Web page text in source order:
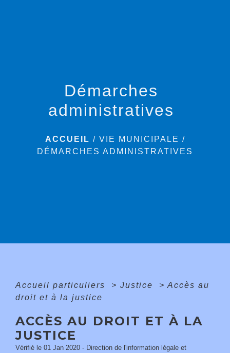
Démarches
administratives
ACCUEIL / VIE MUNICIPALE /
DÉMARCHES ADMINISTRATIVES
Accueil particuliers > Justice > Accès au
droit et à la justice
ACCÈS AU DROIT ET À LA
JUSTICE
Vérifié le 01 Jan 2020 - Direction de l'information légale et